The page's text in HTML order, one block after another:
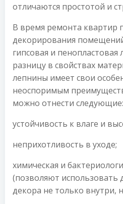
отличаются простотой и
В время ремонта квартир
декорирования
гипсовая и пенопластовая
разницу в свойствах
лепнины имеет свои
неоспоримым
можно отнести следующие:
устойчивость к влаге и
неприхотливость в уходе;
химическая и
(позволяют использовать
декора не только внутри,